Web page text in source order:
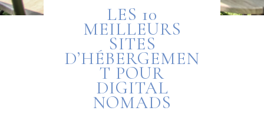
LES 10
MEILLEURS
SITES
D’HÉBERGEMEN
T POUR
DIGITAL
NOMADS